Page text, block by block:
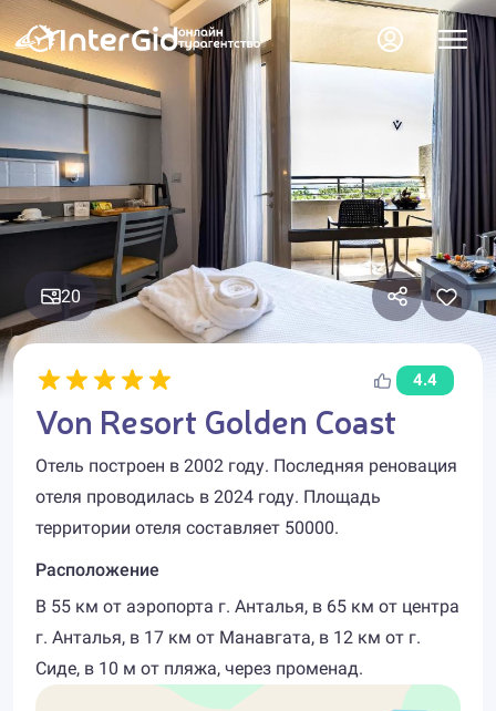
20
4.4
Von Resort Golden Coast
Отель построен в 2002 году. Последняя реновация
отеля проводилась в 2024 году. Площадь
территории отеля составляет 50000.
Расположение
В 55 км от аэропорта г. Анталья, в 65 км от центра
г. Анталья, в 17 км от Манавгата, в 12 км от г.
Сиде, в 10 м от пляжа, через променад.